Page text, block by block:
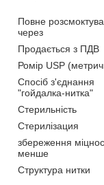
Повне
через
Продається з ПДВ
Ромір USP
Спосіб з'єднання
"гойдалка-нитка"
Стерильність
Стерилізация
збереження
менше
Структура нитки